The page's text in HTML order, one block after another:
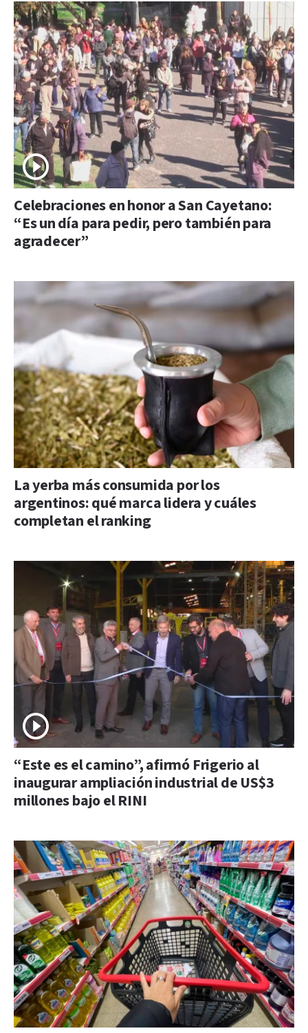
Celebraciones en honor a San Cayetano:
“Es un día para pedir, pero también para
agradecer”
La yerba más consumida por los
argentinos: qué marca lidera y cuáles
completan el ranking
“Este es el camino”, afirmó Frigerio al
inaugurar ampliación industrial de US$3
millones bajo el RINI